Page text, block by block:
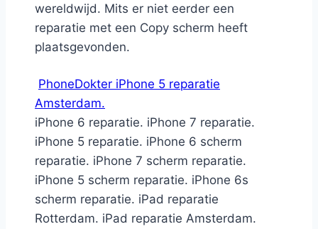
wereldwijd. Mits er niet eerder een
reparatie met een Copy scherm heeft
plaatsgevonden.
PhoneDokter iPhone 5 reparatie
Amsterdam.
iPhone 6 reparatie. iPhone 7 reparatie.
iPhone 5 reparatie. iPhone 6 scherm
reparatie. iPhone 7 scherm reparatie.
iPhone 5 scherm reparatie. iPhone 6s
scherm reparatie. iPad reparatie
Rotterdam. iPad reparatie Amsterdam.